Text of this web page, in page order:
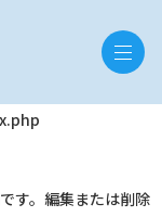
す。編集または削除